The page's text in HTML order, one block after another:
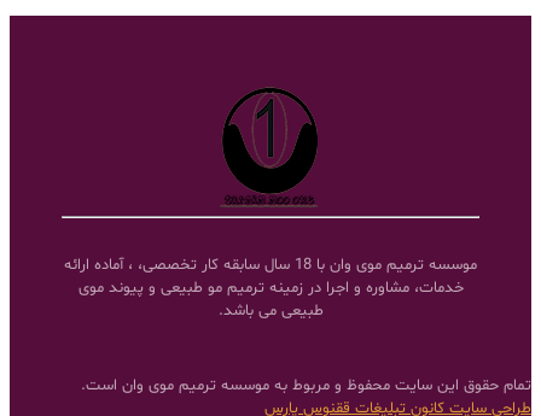
موسسه ترمیم موی وان با 18 سال سابقه کار تخصصی، ، آماده ارائه
خدمات، مشاوره و اجرا در زمینه ترمیم مو طبیعی و پیوند موی
طبیعی می باشد.
تمام حقوق این سایت محفوظ و مربوط به موسسه ترمیم موی وان است.
طراحی سایتکانون تبلیغات ققنوس پارس